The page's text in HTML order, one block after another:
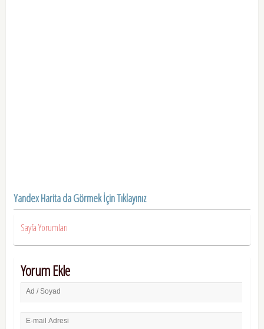
Yandex Harita da Görmek İçin Tıklayınız
Sayfa Yorumları
Yorum Ekle
Ad / Soyad
E-mail Adresi